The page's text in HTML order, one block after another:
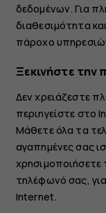
δεδομένων. Για
διαθεσιμότητα
πάροχο
Ξεκινήστε την
Δεν χρειάζεστε
περιηγείστε στο
Μάθετε όλα τα
αγαπημένες σας
τηλέφωνό σας,
Internet.